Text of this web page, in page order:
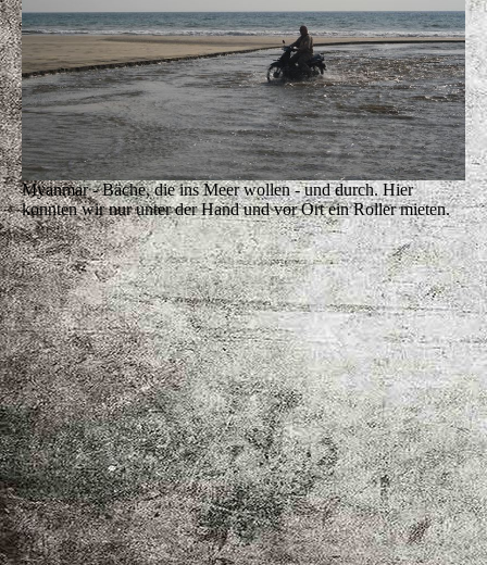
Myanmar - Bäche, die ins Meer wollen - und durch. Hier
konnten wir nur unter der Hand und vor Ort ein Roller mieten.